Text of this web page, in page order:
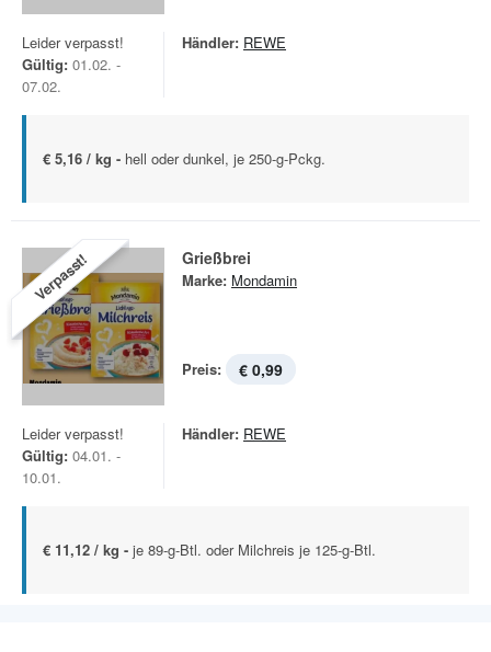
Leider verpasst!
Gültig: 01.02. -
07.02.
Händler: REWE
€ 5,16 / kg - hell oder dunkel, je 250-g-Pckg.
Verpasst! Grießbrei
Marke: Mondamin
Preis: € 0,99
Leider verpasst!
Gültig: 04.01. -
10.01.
Händler: REWE
€ 11,12 / kg - je 89-g-Btl. oder Milchreis je 125-g-Btl.